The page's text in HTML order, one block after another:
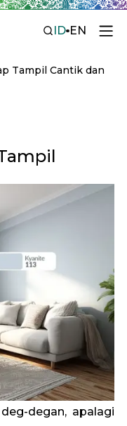
ID EN
Tampil Cantik dan
degan, apalagi